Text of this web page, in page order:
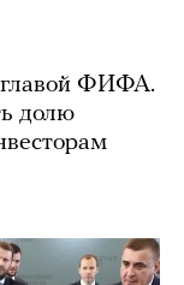
главой ФИФА.
долю